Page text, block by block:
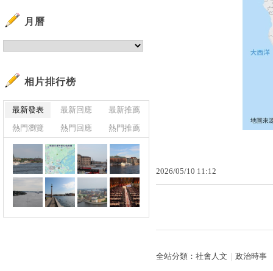
2026/05/10 11 :12
全站分類： 社會人文 ｜ 政治時事
月曆
相片排行榜
最新發表 最新回應
最新推薦
熱門瀏覽
熱門回應 熱門推薦